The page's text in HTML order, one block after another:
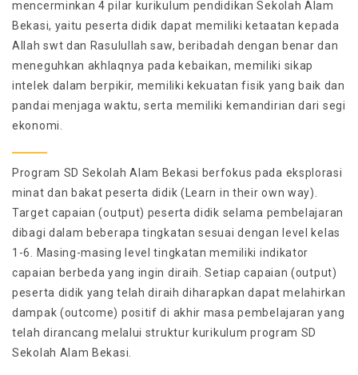
mencerminkan 4 pilar kurikulum pendidikan Sekolah Alam
Bekasi, yaitu peserta didik dapat memiliki ketaatan kepada
Allah swt dan Rasulullah saw, beribadah dengan benar dan
meneguhkan akhlaqnya pada kebaikan, memiliki sikap
intelek dalam berpikir, memiliki kekuatan fisik yang baik dan
pandai menjaga waktu, serta memiliki kemandirian dari segi
ekonomi.
Program SD Sekolah Alam Bekasi berfokus pada eksplorasi
minat dan bakat peserta didik (Learn in their own way).
Target capaian (output) peserta didik selama pembelajaran
dibagi dalam beberapa tingkatan sesuai dengan level kelas
1-6. Masing-masing level tingkatan memiliki indikator
capaian berbeda yang ingin diraih. Setiap capaian (output)
peserta didik yang telah diraih diharapkan dapat melahirkan
dampak (outcome) positif di akhir masa pembelajaran yang
telah dirancang melalui struktur kurikulum program SD
Sekolah Alam Bekasi.